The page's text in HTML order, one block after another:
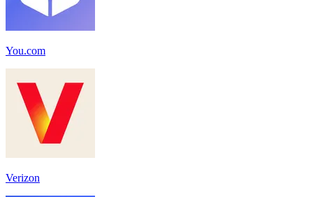
You.com
Verizon